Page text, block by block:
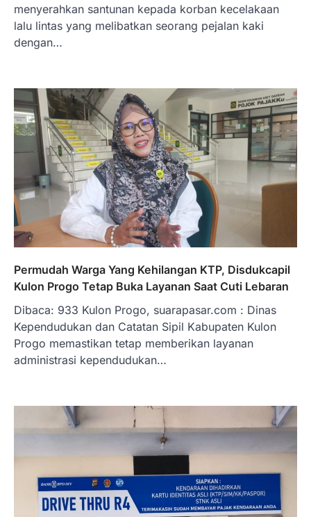
menyerahkan santunan kepada korban kecelakaan
lalu lintas yang melibatkan seorang pejalan kaki
dengan…
Permudah Warga Yang Kehilangan KTP, Disdukcapil
Kulon Progo Tetap Buka Layanan Saat Cuti Lebaran
Dibaca: 933 Kulon Progo, suarapasar.com : Dinas
Kependudukan dan Catatan Sipil Kabupaten Kulon
Progo memastikan tetap memberikan layanan
administrasi kependudukan…